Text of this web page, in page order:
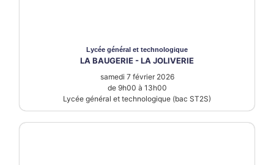
Lycée général et technologique
LA BAUGERIE - LA JOLIVERIE
samedi 7 février 2026
de 9h00 à 13h00
Lycée général et technologique (bac ST2S)